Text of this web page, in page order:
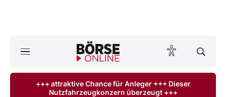
ktuelle Ausgabe BÖRSE ONLINE lesen
+++ attraktive Chance für Anleger +++ Dieser
Nutzfahrzeugkonzern überzeugt +++